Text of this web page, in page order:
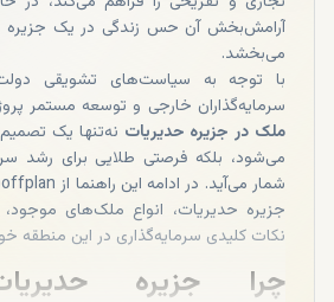
آرامش‌بخش آن حس زندگی در یک جزیره
می‌بخشد.
با توجه به سیاست‌های تشویقی
سرمایه‌گذاران خارجی و توسعه مستمر
ملک در جزیره حدیریات نه‌تنها یک
می‌شود، بلکه فرصتی طلایی برای رشد
جزیره حدیریات، انواع ملک‌های موجود،
نکات کلیدی سرمایه‌گذاری در این منطقه
چرا جزیره